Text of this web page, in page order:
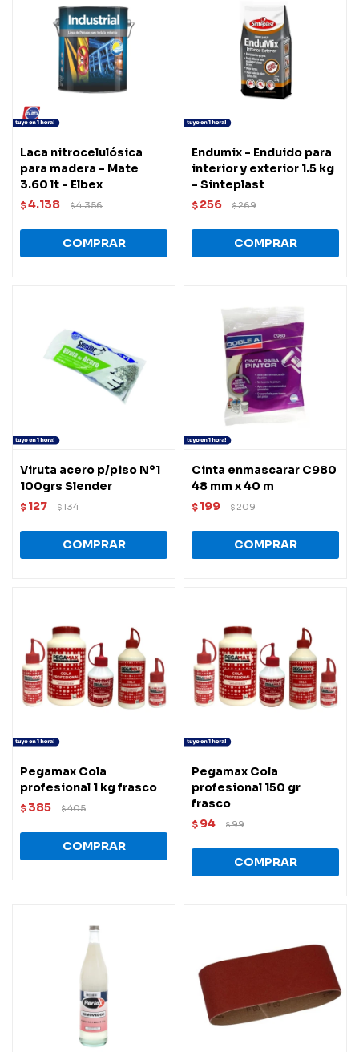
Laca nitrocelulósica
para madera - Mate
3.60 lt - Elbex
$4.138 $4.356
Endumix - Enduido para
interior y exterior 1.5 kg
- Sinteplast
$ 256 $269
Viruta acero p/piso Nº1
100grs Slender
$ 127 $134
Cinta enmascarar C980
48 mm x 40 m
$ 199 $209
Pegamax Cola
profesional 1 kg frasco
$ 385 $405
Pegamax Cola
profesional 150 gr
frasco
$ 94 $99